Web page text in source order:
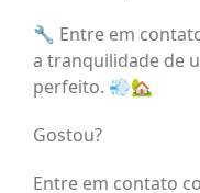
🔧 Entre em
a tranquilidade de
perfeito. 💨🏡
Gostou?
Entre em contato